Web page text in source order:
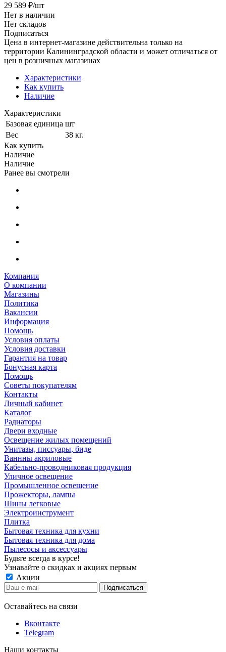
29 589 ₽/шт
Нет в наличии
Нет складов
Подписаться
Цена в интернет-магазине действительна только на
территории Калининградской области и может отличаться от
цен в розничных магазинах
Характеристики
Как купить
Наличие
Характеристики
Базовая единица шт
Вес
38 кг.
Как купить
Наличие
Наличие
Ранее вы смотрели
Компания
О компании
Магазины
Политика
Вакансии
Информация
Помощь
Условия оплаты
Условия доставки
Гарантия на товар
Бонусная карта
Помощь
Советы покупателям
Контакты
Личный кабинет
Каталог
Радиаторы
Двери входные
Освещение жилых помещений
Унитазы, писсуары, биде
Ваннны акриловые
Кабельно-проводниковая продукция
Уличное освещение
Промышленное освещение
Прожекторы, лампы
Шины легковые
Электроинструмент
Плитка
Бытовая техника для кухни
Бытовая техника для дома
Пылесосы и аксессуары
Будьте всегда в курсе!
Узнавайте о скидках и акциях первым
Акции
Оставайтесь на связи
Вконтакте
Telegram
Наши контакты